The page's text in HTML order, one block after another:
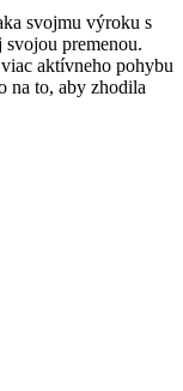
svojmu výroku s
premenou.
aktívneho pohybu
na to, aby zhodila